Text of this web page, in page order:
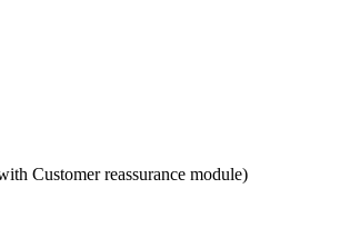
Customer reassurance module)